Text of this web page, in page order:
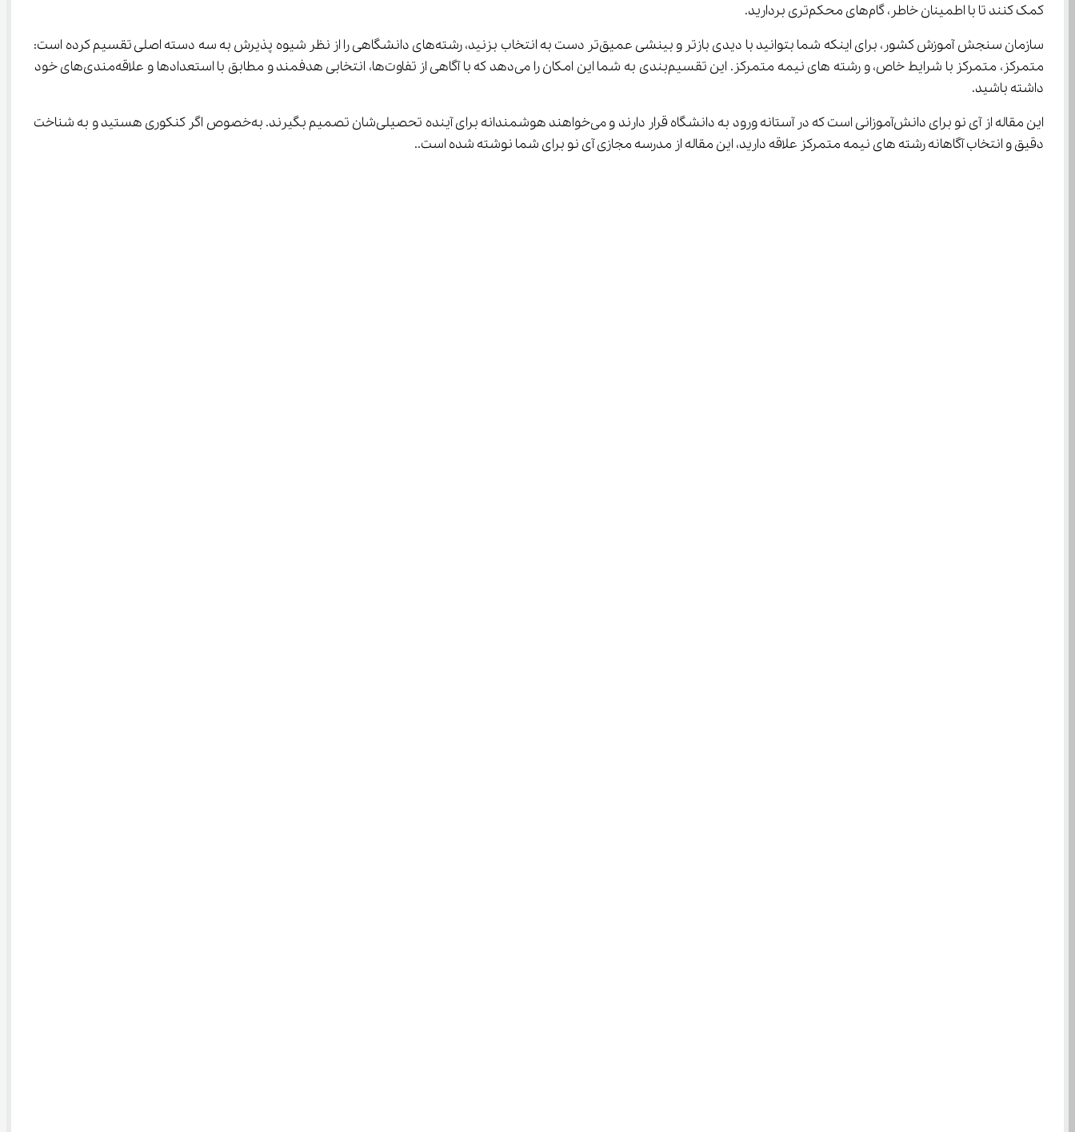
کمک کنند تا با اطمینان خاطر، گام‌های محکم‌تری بردارید.
سازمان سنجش آموزش کشور، برای اینکه شما بتوانید با دیدی بازتر و بینشی عمیق‌تر دست به انتخاب بزنید، رشته‌های دانشگاهی را از نظر شیوه پذیرش به سه دسته اصلی تقسیم کرده است:
متمرکز، متمرکز با شرایط خاص، و رشته های نیمه متمرکز. این تقسیم‌بندی به شما این امکان را می‌دهد که با آگاهی از تفاوت‌ها، انتخابی هدفمند و مطابق با استعدادها و علاقه‌مندی‌های خود
داشته باشید.
این مقاله از آی نو برای دانش‌آموزانی است که در آستانه ورود به دانشگاه قرار دارند و می‌خواهند هوشمندانه برای آینده تحصیلی‌شان تصمیم بگیرند. به‌خصوص اگر کنکوری هستید و به شناخت
دقیق و انتخاب آگاهانه رشته های نیمه متمرکز علاقه دارید، این مقاله از مدرسه مجازی آی نو برای شما نوشته شده است..